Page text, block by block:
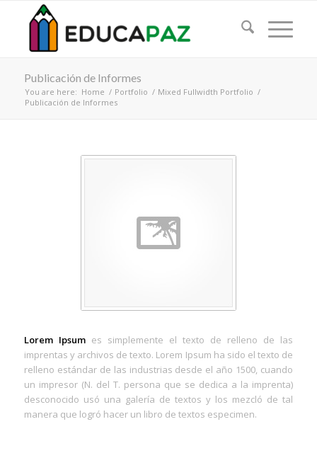
Publicación de Informes
You are here: Home / Portfolio / Mixed Fullwidth Portfolio /
Publicación de Informes
Lorem Ipsumes simplemente el texto de relleno de las
imprentas y archivos de texto. Lorem Ipsum ha sido el texto de
relleno estándar de las industrias desde el año 1500, cuando
un impresor (N. del T. persona que se dedica a la imprenta)
desconocido usó una galería de textos y los mezcló de tal
manera que logró hacer un libro de textos especimen.